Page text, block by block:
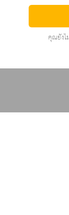
คุณยังไ